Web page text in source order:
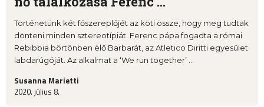
Történetünk két főszereplőjét az köti össze, hogy meg tudtak
dönteni minden sztereotípiát. Ferenc pápa fogadta a római
Rebibbia börtönben élő Barbarát, az Atletico Diritti egyesület
labdarúgóját. Az alkalmat a ‘We run together’ ...
Susanna Marietti
2020. július 8.